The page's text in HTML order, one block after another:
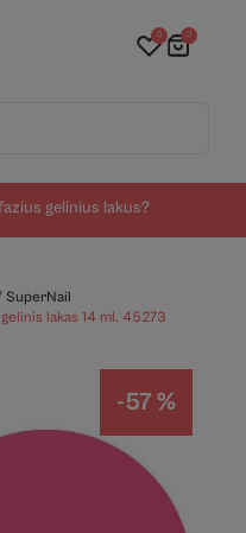
gelinius lakus?
0 0
SuperNail
lakas 14 ml. 45273
-57 %